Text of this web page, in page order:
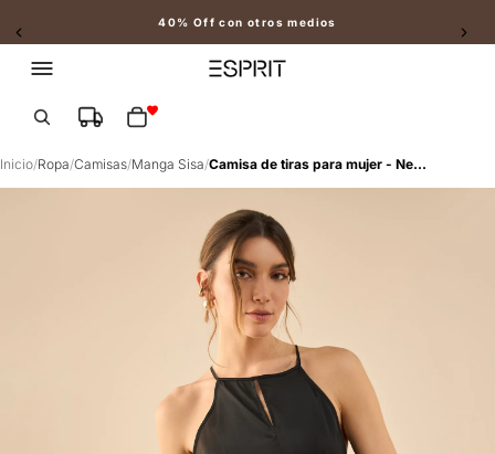
40% Off con otros medios
Slide 2 of 2
Inicio/Ropa/Camisas/Manga Sisa/ Camisa de tiras para mujer - Negro